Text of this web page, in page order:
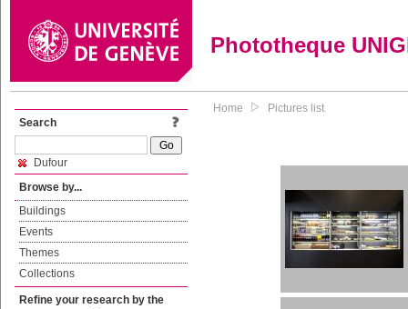
Phototheque
Search
Dufour
Browse by...
Buildings
Events
Themes
Collections
Refine your research by the
Home Pictures list